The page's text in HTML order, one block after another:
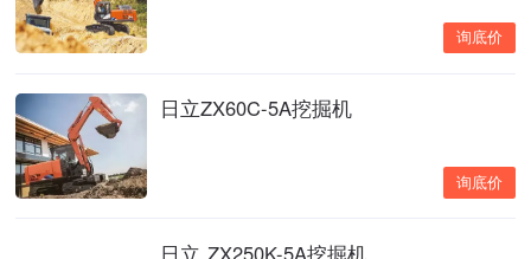
询底价
日立ZX60C-5A挖掘机
询底价
日立 ZX250K-5A挖掘机